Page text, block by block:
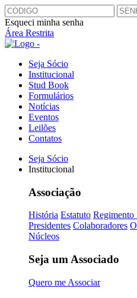
Esqueci minha senha
Área Restrita
Seja Sócio
Institucional
Stud Book
Formulários
Notícias
Eventos
Leilões
Contatos
Seja Sócio
Institucional
Associação
História Estatuto Regimento
Presidentes Colaboradores
Núcleos
Seja um Associado
Quero me Associar